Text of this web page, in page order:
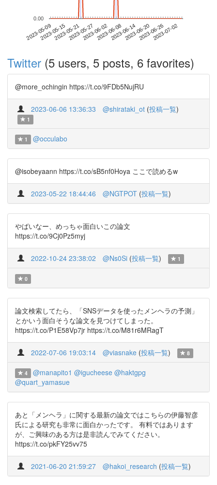
2023-05-092023-05-152023-05-212023-05-272023-06-022023-06-082023-06-142023-06-202023-06-262023-07-02
0.00
Twitter (5 users, 5 posts, 6 favorites)
@more_ochingin https://t.co/9FDb5NujRU
2023-06-06 13:36:33 @shirataki_ot (投稿一覧)
1
1 @occulabo
@isobeyaann https://t.co/sB5nf0Hoya ここで読めるw
2023-05-22 18:44:46 @NGTPOT (投稿一覧)
やばいなー、めっちゃ面白いこの論文
https://t.co/9Cj0Pz5myj
2022-10-24 23:38:02 @Ns0Si (投稿一覧) 1
0
論文検索してたら、「SNSデータを使ったメンヘラの予測」
とかいう面白そうな論文を見つけてしまった。
https://t.co/P1E58Vp7jr https://t.co/M81r6MRagT
2022-07-06 19:03:14 @viasnake (投稿一覧) 8
4 @manapito1 @igucheese @haktgpg
@quart_yamasue
あと「メンヘラ」に関する最新の論文ではこちらの伊藤智彦
氏による研究も非常に面白かったです。 有料ではあります
が、ご興味のある方は是非読んでみてください。
https://t.co/pkFY25vv75
2021-06-20 21:59:27 @hakoi_research (投稿一覧)